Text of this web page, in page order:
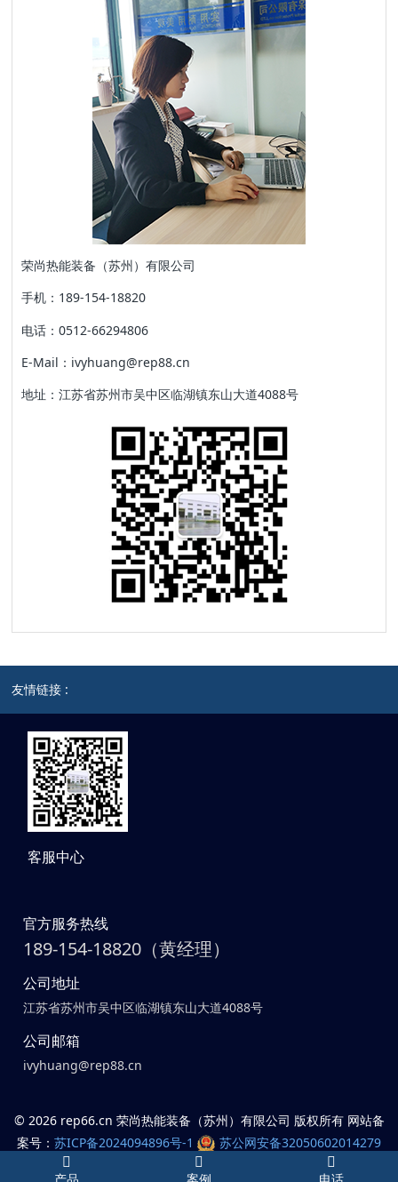
荣尚热能装备（苏州）有限公司
手机：189-154-18820
电话：0512-66294806
E-Mail：ivyhuang@rep88.cn
地址：江苏省苏州市吴中区临湖镇东山大道4088号
友情链接 :
客服中心
官方服务热线
189-154-18820（黄经理）
公司地址
江苏省苏州市吴中区临湖镇东山大道4088号
公司邮箱
ivyhuang@rep88.cn
© 2026 rep66.cn 荣尚热能装备（苏州）有限公司 版权所有 网站备
案号： 苏ICP备2024094896号-1
苏公网安备32050602014279
号